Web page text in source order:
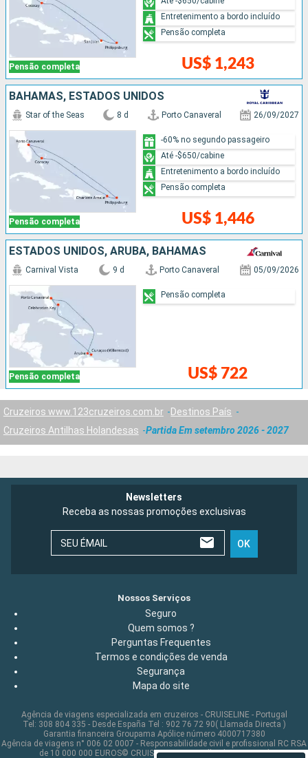
Pensão completa US$ 1,243
Entretenimento a bordo incluído
Pensão completa
BAHAMAS, ESTADOS UNIDOS
Pensão completa
Star of the Seas 8 d Porto Canaveral 26/09/2027
US$ 1,446
-60% no segundo passageiro
Até -$650/cabine
Entretenimento a bordo incluído
Pensão completa
ESTADOS UNIDOS, ARUBA, BAHAMAS
Pensão completa
Carnival Vista 9 d Porto Canaveral 05/09/2026
US$ 722
Pensão completa
Cruzeiros www.123cruzeiros.com.br
Destinos País
Cruzeiros Antilhas Holandesas
Partida Em setembro 2026 - 2027
Newsletters
Receba as nossas promoções exclusivas
SEU ÉMAIL OK
Nossos Serviços
Seguro
Quem somos ?
Perguntas Frequentes
Termos e condições de venda
Segurança
Mapa do site
Agência de viagens especializada em cruzeiros - CRUISELINE - Portugal
Tel: 308 804 335 - Desde España Tel : 902 76 72 90( Llamada Directa )
Garantia financeira Groupama Apólice número 4000717380
Agência de viagens n° 006 02 0007 - Responsabilidade civil e profissional RC RSA
de 10 000 000 EUROS© CRUISELINE 2026 - all rights reserved